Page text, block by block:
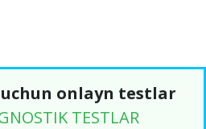
onlayn testlar
TESTLAR